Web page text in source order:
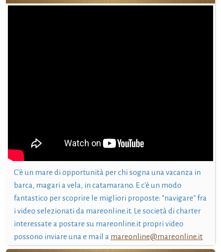
C'è un mare di opportunità per chi sogna una vacanza in
barca, magari a vela, in catamarano. E c'è un modo
fantastico per scoprire le migliori proposte: "navigare" fra
i video selezionati da mareonline.it. Le società di charter
interessate a postare su mareonline.it propri video
possono inviare una e mail a mareonline@mareonline.it